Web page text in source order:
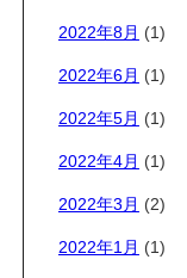
2022年8月 (1)
2022年6月 (1)
2022年5月 (1)
2022年4月 (1)
2022年3月 (2)
2022年1月 (1)